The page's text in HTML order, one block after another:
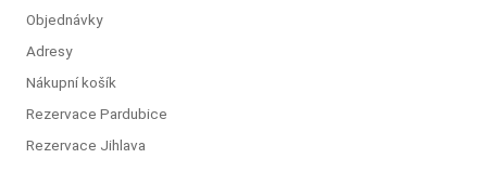
Objednávky
Adresy
Nákupní košík
Rezervace Pardubice
Rezervace Jihlava